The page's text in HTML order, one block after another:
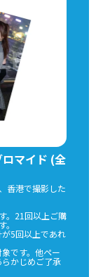
マイド (全
香港で撮影した
。21回以上ご購
5回以上であれ
です。他ペー
かじめご了承